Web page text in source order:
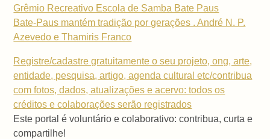
Grêmio Recreativo Escola de Samba Bate Paus
Bate-Paus mantém tradição por gerações . André N. P.
Azevedo e Thamiris Franco
Registre/cadastre gratuitamente o seu projeto, ong, arte,
entidade, pesquisa, artigo, agenda cultural etc/contribua
com fotos, dados, atualizações e acervo: todos os
créditos e colaborações serão registrados
Este portal é voluntário e colaborativo: contribua, curta e
compartilhe!